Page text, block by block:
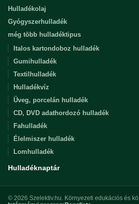
Hulladékolaj
Gyógyszerhulladék
még több hulladéktipus
Italos kartondoboz hulladék
Gumihulladék
Textilhulladék
Hulladékvíz
Üveg, porcelán hulladék
CD, DVD adathordozó hulladék
Fahulladék
Élelmiszer hulladék
Lomhulladék
Hulladéknaptár
© 2026 Szelektiv.hu. Környezeti edukációs és